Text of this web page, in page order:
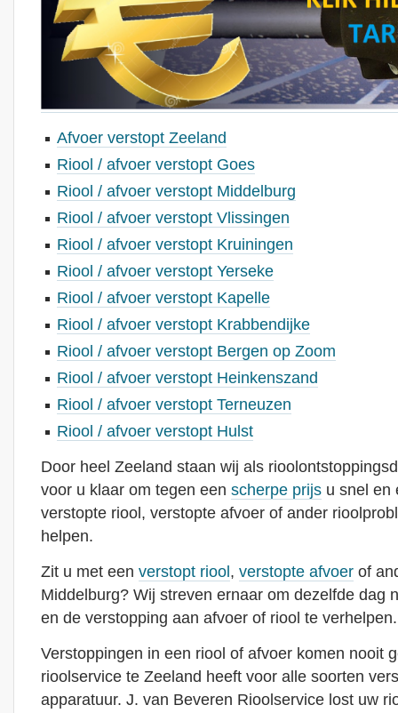
Afvoer verstopt Zeeland
Riool / afvoer verstopt Goes
Riool / afvoer verstopt Middelburg
Riool / afvoer verstopt Vlissingen
Riool / afvoer verstopt Kruiningen
Riool / afvoer verstopt Yerseke
Riool / afvoer verstopt Kapelle
Riool / afvoer verstopt Krabbendijke
Riool / afvoer verstopt Bergen op Zoom
Riool / afvoer verstopt Heinkenszand
Riool / afvoer verstopt Terneuzen
Riool / afvoer verstopt Hulst
Door heel Zeeland staan wij als
voor u klaar om tegen een scherpe prijs u snel en
verstopte riool, verstopte afvoer of ander
helpen.
Zit u met een verstopt riool , verstopte afvoer of
Middelburg? Wij streven ernaar om dezelfde dag
en de verstopping aan afvoer of riool te verhelpen.
Verstoppingen in een riool of afvoer komen nooit
rioolservice te Zeeland heeft voor alle soorten
apparatuur. J. van Beveren Rioolservice lost uw